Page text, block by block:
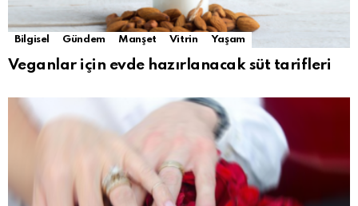
Bilgisel Gündem Manşet Vitrin Yaşam
Veganlar için evde hazırlanacak süt tarifleri